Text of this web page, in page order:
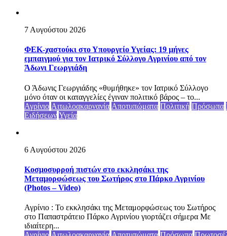
7 Αυγούστου 2026
ΦΕΚ-χαστούκι στο Υπουργείο Υγείας: 19 μήνες
εμπαιγμού για τον Ιατρικό Σύλλογο Αγρινίου από τον
Άδωνι Γεωργιάδη
Ο Άδωνις Γεωργιάδης «θυμήθηκε» τον Ιατρικό Σύλλογο
μόνο όταν οι καταγγελίες έγιναν πολιτικό βάρος – το...
Αγρίνιο Αιτωλοακαρνανία Αποτυπώματα Πολιτική Πρόσωπα
Ειδήσεων Υγεία
6 Αυγούστου 2026
Κοσμοσυρροή πιστών στο εκκλησάκι της
Μεταμορφώσεως του Σωτήρος στο Πάρκο Αγρινίου
(Photos – Video)
Αγρίνιο : Το εκκλησάκι της Μεταμορφώσεως του Σωτήρος
στο Παπαστράτειο Πάρκο Αγρινίου γιορτάζει σήμερα Με
ιδιαίτερη...